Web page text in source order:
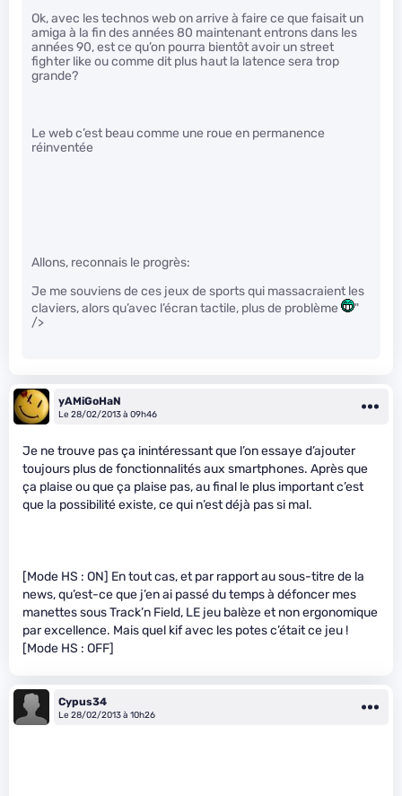
Ok, avec les technos web on arrive à faire ce que faisait un
amiga à la fin des années 80 maintenant entrons dans les
années 90, est ce qu’on pourra bientôt avoir un street
fighter like ou comme dit plus haut la latence sera trop
grande?
Le web c’est beau comme une roue en permanence
réinventée
Allons, reconnais le progrès:
Je me souviens de ces jeux de sports qui massacraient les
claviers, alors qu’avec l’écran tactile, plus de problème
"
/>
yAMiGoHaN
Le 28/02/2013 à 09h46
Je ne trouve pas ça inintéressant que l’on essaye d’ajouter
toujours plus de fonctionnalités aux smartphones. Après que
ça plaise ou que ça plaise pas, au final le plus important c’est
que la possibilité existe, ce qui n’est déjà pas si mal.
[Mode HS : ON] En tout cas, et par rapport au sous-titre de la
news, qu’est-ce que j’en ai passé du temps à défoncer mes
manettes sous Track’n Field, LE jeu balèze et non ergonomique
par excellence. Mais quel kif avec les potes c’était ce jeu !
[Mode HS : OFF]
Cypus34
Le 28/02/2013 à 10h26